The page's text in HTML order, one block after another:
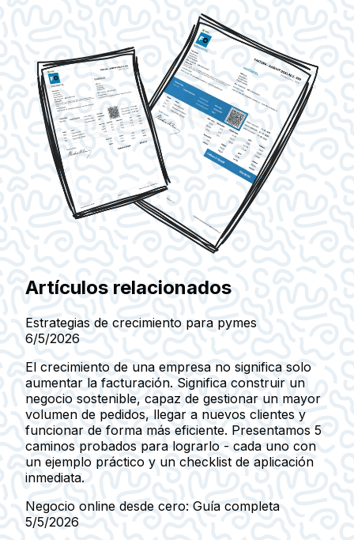
Artículos relacionados
Estrategias de crecimiento para pymes
6/5/2026
El crecimiento de una empresa no significa solo
aumentar la facturación. Significa construir un
negocio sostenible, capaz de gestionar un mayor
volumen de pedidos, llegar a nuevos clientes y
funcionar de forma más eficiente. Presentamos 5
caminos probados para lograrlo - cada uno con
un ejemplo práctico y un checklist de aplicación
inmediata.
Negocio online desde cero: Guía completa
5/5/2026